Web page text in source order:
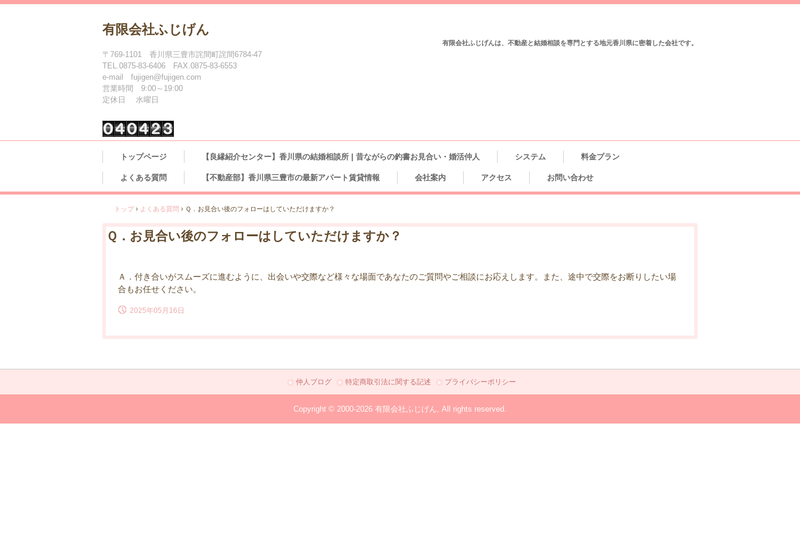
有限会社ふじげん
有限会社ふじげんは、不動産と結婚相談を専門とする地元香川県に密着した会社です。
〒769-1101 香川県三豊市詫間町詫間6784-47
TEL.0875-83-6406 FAX.0875-83-6553
e-mail fujigen@fujigen.com
営業時間 9:00～19:00
定休日 水曜日
トップページ 【良縁紹介センター】香川県の結婚相談所 | 昔ながらの釣書お見合い・婚活仲人 システム 料金プラン
よくある質問 【不動産部】香川県三豊市の最新アパート賃貸情報 会社案内 アクセス お問い合わせ
トップ › よくある質問 › Ｑ．お見合い後のフォローはしていただけますか？
Ｑ．お見合い後のフォローはしていただけますか？
Ａ．付き合いがスムーズに進むように、出会いや交際など様々な場面であなたのご質問やご相談にお応えします。また、途中で交際をお断りしたい場
合もお任せください。
2025年05月16日
仲人ブログ 特定商取引法に関する記述 プライバシーポリシー
Copyright © 2000-2026 有限会社ふじげん, All rights reserved.